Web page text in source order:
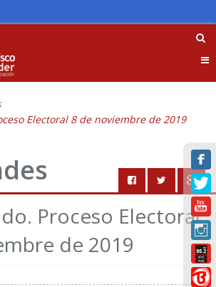
Electoral 8 de noviembre de 2019
Proceso Electoral
de 2019